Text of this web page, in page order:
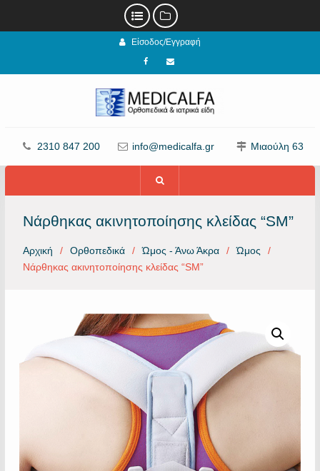
Είσοδος/Εγγραφή
Facebook
email
2310 847 200 info@medicalfa.gr Μιαούλη 63
Νάρθηκας ακινητοποίησης κλείδας “SM”
Αρχική Ορθοπεδικά Ώμος - Άνω Άκρα
Ώμος
Νάρθηκας ακινητοποίησης κλείδας “SM”